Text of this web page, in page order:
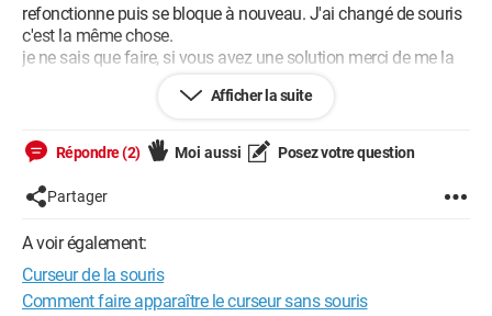
refonctionne puis se bloque à nouveau. J'ai changé de souris
c'est la même chose.
je ne sais que faire, si vous avez une solution merci de me la
Afficher la suite
Répondre (2) Moi aussi Posez votre question
Partager
A voir également:
Curseur de la souris
Comment faire apparaître le curseur sans souris